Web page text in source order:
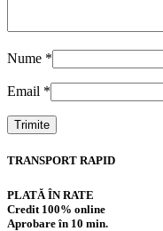
Nume *
Email *
TRANSPORT RAPID
PLATĂ ÎN RATE
Credit 100% online
Aprobare în 10 min.